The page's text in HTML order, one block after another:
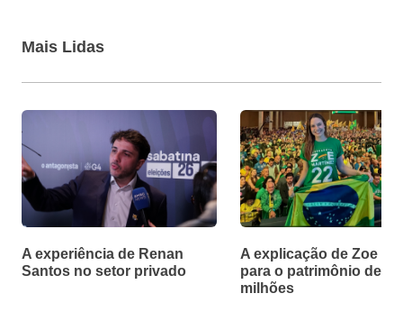
Mais Lidas
A experiência de Renan
Santos no setor privado
A explicação de Zoe
para o patrimônio de
milhões